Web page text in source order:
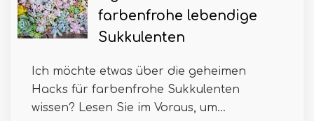
farbenfrohe lebendige
Sukkulenten
Ich möchte etwas über die geheimen
Hacks für farbenfrohe Sukkulenten
wissen? Lesen Sie im Voraus, um...